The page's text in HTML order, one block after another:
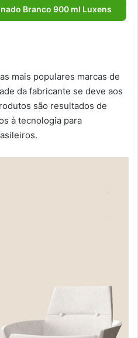
Branco 900 ml Luxens
mais populares marcas de
da fabricante se deve aos
são resultados de
à tecnologia para